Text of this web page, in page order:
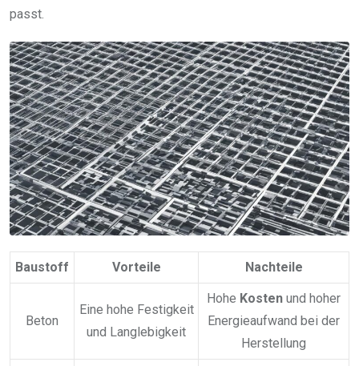
passt.
Baustoff Vorteile Nachteile
Beton
Eine hohe Festigkeit
und Langlebigkeit
Hohe Kosten und hoher
Energieaufwand bei der
Herstellung